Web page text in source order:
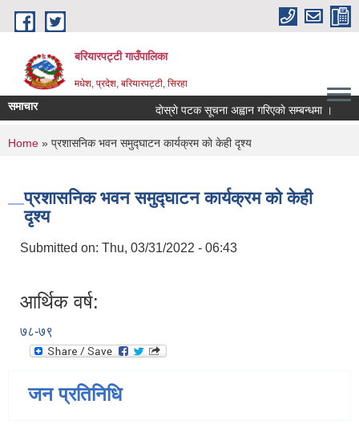
Skip to main content
बरियारपट्टी गाउँपालिका
मधेश, प्रदेश, बरियारपट्टी, सिरहा
समाचार दाेस्राे पटक सूचना अह्वान गरिएकाे सम्बन्धमा ।
You are here
Home » प्रशासनिक भवन समुद्घाटन कार्यक्रम काे केही दृश्य
प्रशासनिक भवन समुद्घाटन कार्यक्रम काे केही
दृश्य
Submitted on: Thu, 03/31/2022 - 06:43
आर्थिक वर्ष:
७८-७९
जन प्रतिनिधि